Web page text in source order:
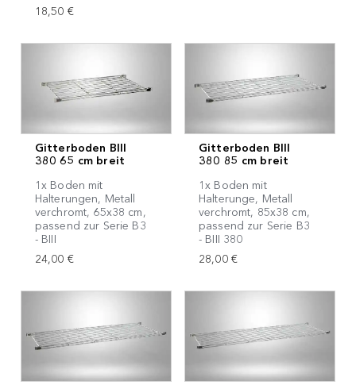
18,50 €
Gitterboden BIII
380 65 cm breit
1x Boden mit
Halterungen, Metall
verchromt, 65x38 cm,
passend zur Serie B3
- BIII
24,00 €
Gitterboden BIII
380 85 cm breit
1x Boden mit
Halterunge, Metall
verchromt, 85x38 cm,
passend zur Serie B3
- BIII 380
28,00 €